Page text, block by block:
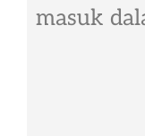
masuk